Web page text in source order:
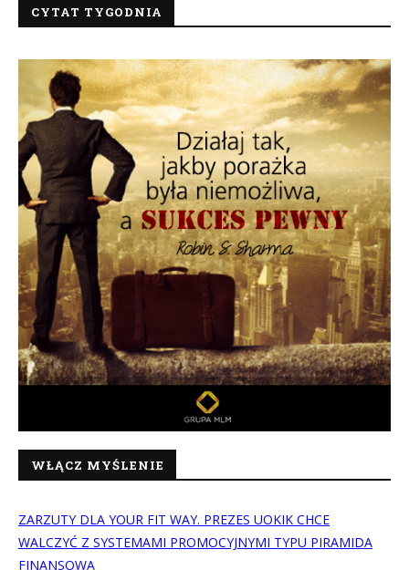
CYTAT TYGODNIA
WŁĄCZ MYŚLENIE
ZARZUTY DLA YOUR FIT WAY. PREZES UOKIK CHCE
WALCZYĆ Z SYSTEMAMI PROMOCYJNYMI TYPU PIRAMIDA
FINANSOWA